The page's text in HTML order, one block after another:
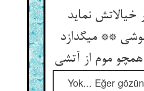
خیالاتش نماید
** می‏گدازد
همچو موم از آتشی‏
Yok... Eğer